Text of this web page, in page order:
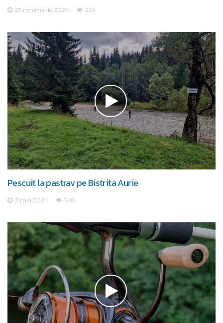
25 noiembrie 2024 224
Pescuit la pastrav pe Bistrita Aurie
2 mai 2024 548